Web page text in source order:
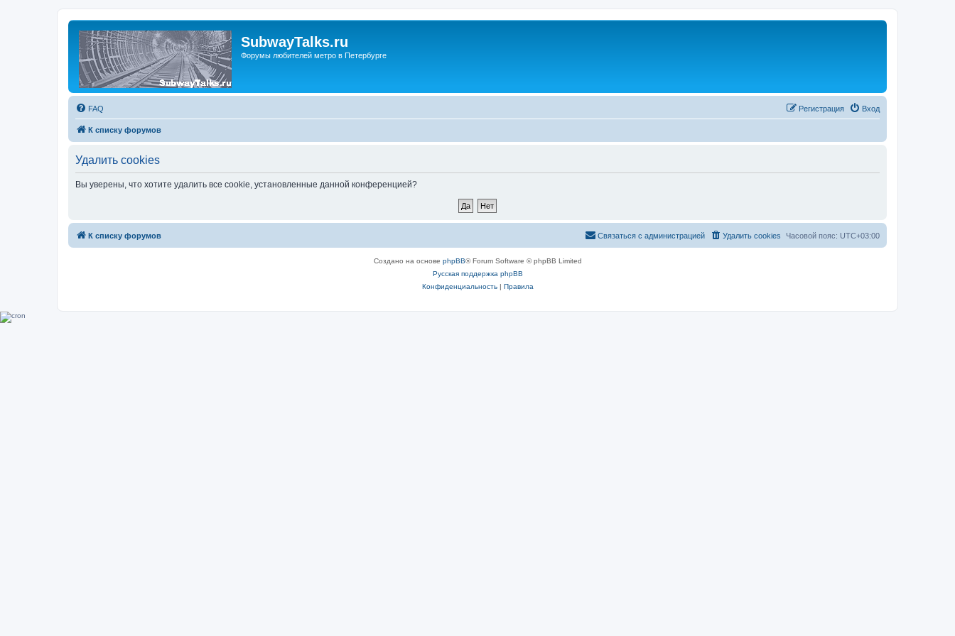
SubwayTalks.ru
Форумы любителей метро в Петербурге
FAQ Вход
Регистрация
К списку форумов
Удалить cookies
Вы уверены, что хотите удалить все cookie, установленные данной конференцией?
К списку форумов Часовой пояс: UTC+03:00
Удалить cookies
Связаться с администрацией
Создано на основе phpBB® Forum Software © phpBB Limited
Русская поддержка phpBB
Конфиденциальность| Правила